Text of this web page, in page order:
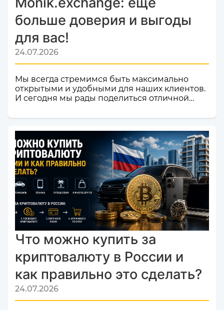
больше доверия и выгоды
для вас!
24.07.2026
Мы всегда стремимся быть максимально
открытыми и удобными для наших клиентов.
И сегодня мы рады поделиться отличной
валют и криптовалют CosmoChanger
официально добавлен в листинг
мониторинга обменников
Monik.exchange.Что это значит для вас?
Только плюсы! Мы делаем всё, чтобы каждый
ваш обмен был быстрым, безопасным и
комфортным.Почему это важное событие?
Попадание в список надежных платформ на
Monik.exchange — это знак каче...
Что можно купить за
криптовалюту в России и
как правильно это сделать?
24.07.2026